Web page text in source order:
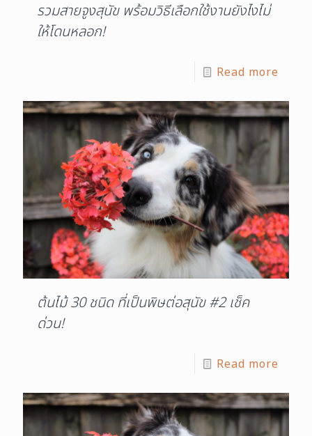
รวมสายจูงสุนัข พร้อมวิธีเลือกใช้งานยังไงไม่
ให้โดนหลอก!
Read more
ต้นไม้ 30 ชนิด ที่เป็นพิษต่อสุนัข #2 เช็ค
ด่วน!
Read more